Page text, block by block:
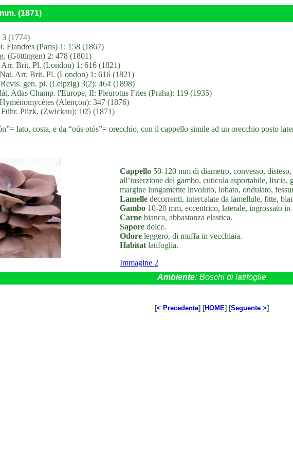
(1871)
3 (1774)
Flandres (Paris) 1: 158 (1867)
(Göttingen) 2: 478 (1801)
Arr. Brit. Pl. (London) 1: 616 (1821)
Arr. Brit. Pl. (London) 1: 616 (1821)
gen. pl. (Leipzig) 3(2): 464 (1898)
Atlas Champ. l'Europe, II: Pleurotus Fries (Praha): 119 (1935)
(Alençon): 347 (1876)
Pilzk. (Zwickau): 105 (1871)
lato, costa, e da “oús otós”= orecchio, con il cappello simile ad un orecchio posto
Cappello 50-120 mm di diametro, convesso,
all’inserzione del gambo, cuticola asportabile,
margine lungamente involuto, lobato, ondulato,
Lamelle decorrenti, intercalate da lamellule, fitte,
Gambo 10-20 mm, eccentrico, laterale, ingrossato
Carne bianca, abbastanza elastica.
Sapore dolce.
Odore leggero, di muffa in vecchiaia.
Habitat latifoglia.
Immagine 2
Ambiente: Boschi di latifoglie
[< Precedente] [HOME] [Seguente >]